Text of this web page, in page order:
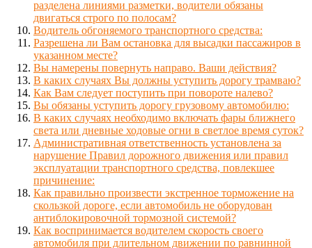
разделена линиями разметки, водители обязаны
двигаться строго по полосам?
Водитель обгоняемого транспортного средства:
Разрешена ли Вам остановка для высадки пассажиров в
указанном месте?
Вы намерены повернуть направо. Ваши действия?
В каких случаях Вы должны уступить дорогу трамваю?
Как Вам следует поступить при повороте налево?
Вы обязаны уступить дорогу грузовому автомобилю:
В каких случаях необходимо включать фары ближнего
света или дневные ходовые огни в светлое время суток?
Административная ответственность установлена за
нарушение Правил дорожного движения или правил
эксплуатации транспортного средства, повлекшее
причинение:
Как правильно произвести экстренное торможение на
скользкой дороге, если автомобиль не оборудован
антиблокировочной тормозной системой?
Как воспринимается водителем скорость своего
автомобиля при длительном движении по равнинной